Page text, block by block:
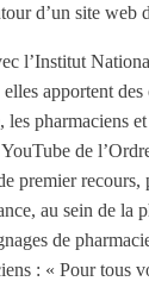
d’un site web
l’Institut
apportent
pharmaciens
de
premier
au sein de la
de
: « Pour tous